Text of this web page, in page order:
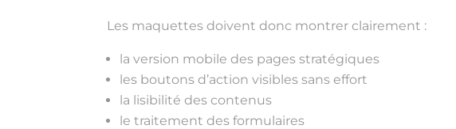
Les maquettes doivent donc montrer clairement :
la version mobile des pages stratégiques
les boutons d’action visibles sans effort
la lisibilité des contenus
le traitement des formulaires